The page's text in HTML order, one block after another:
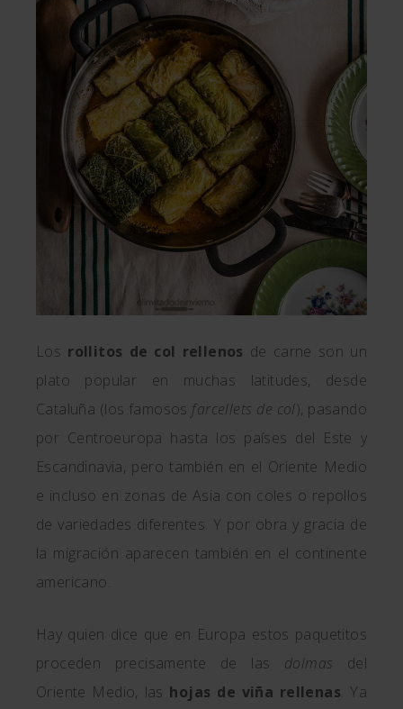
Los rollitos de col rellenos de carne son un
plato popular en muchas latitudes, desde
Cataluña (los famosos farcellets de col), pasando
por Centroeuropa hasta los países del Este y
Escandinavia, pero también en el Oriente Medio
e incluso en zonas de Asia con coles o repollos
de variedades diferentes. Y por obra y gracia de
la migración aparecen también en el continente
americano.
Hay quien dice que en Europa estos paquetitos
proceden precisamente de las dolmas del
Oriente Medio, las hojas de viña rellenas. Ya